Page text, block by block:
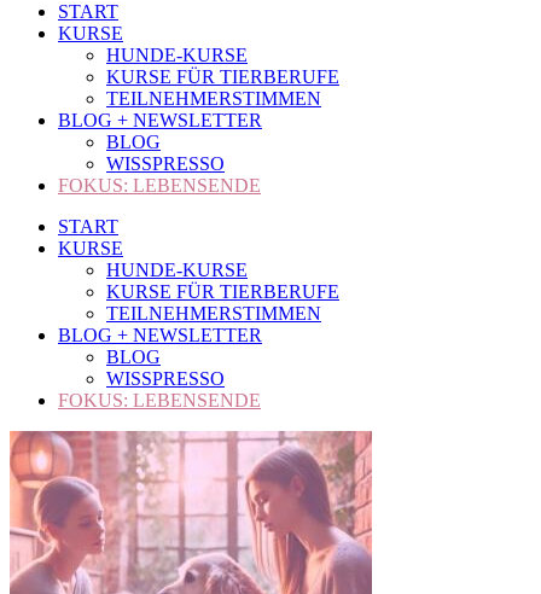
START
KURSE
HUNDE-KURSE
KURSE FÜR TIERBERUFE
TEILNEHMERSTIMMEN
BLOG + NEWSLETTER
BLOG
WISSPRESSO
FOKUS: LEBENSENDE
START
KURSE
HUNDE-KURSE
KURSE FÜR TIERBERUFE
TEILNEHMERSTIMMEN
BLOG + NEWSLETTER
BLOG
WISSPRESSO
FOKUS: LEBENSENDE